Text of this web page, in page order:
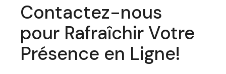
Contactez-nous
pour Rafraîchir Votre
Présence en Ligne!